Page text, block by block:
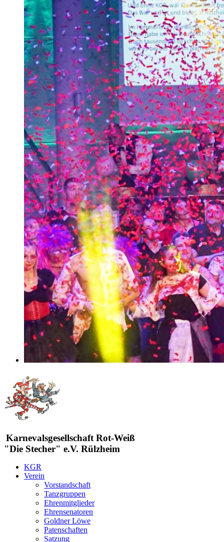
Karnevalsgesellschaft Rot-Weiß
"Die Stecher" e.V. Rülzheim
KGR
Verein
Vorstandschaft
Tanzgruppen
Ehrenmitglieder
Ehrensenatoren
Goldner Löwe
Patenschaften
Satzung